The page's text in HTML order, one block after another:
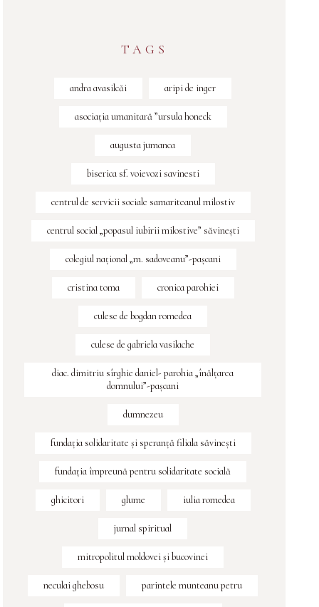
TAGS
andra avasilcăi aripi de inger
asociația umanitară ”ursula honeck
augusta jumanca
biserica sf. voievozi savinesti
centrul de servicii sociale samariteanul milostiv
centrul social „popasul iubirii milostive” săvineşti
colegiul naţional „m. sadoveanu”-paşcani
cristina toma cronica parohiei
culese de bogdan romedea
culese de gabriela vasilache
diac. dimitriu sîrghie daniel- parohia „înălțarea
domnului”-pașcani
dumnezeu
fundaţia solidaritate şi speranţă filiala săvineşti
fundația împreună pentru solidaritate socială
ghicitori glume iulia romedea
jurnal spiritual
mitropolitul moldovei și bucovinei
neculai ghebosu parintele munteanu petru